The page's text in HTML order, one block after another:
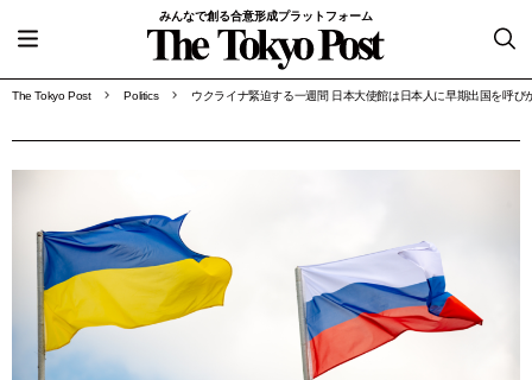
みんなで創る合意形成プラットフォーム
The Tokyo Post Politics ウクライナ緊迫する一週間 日本大使館は日本人に早期出国を呼び